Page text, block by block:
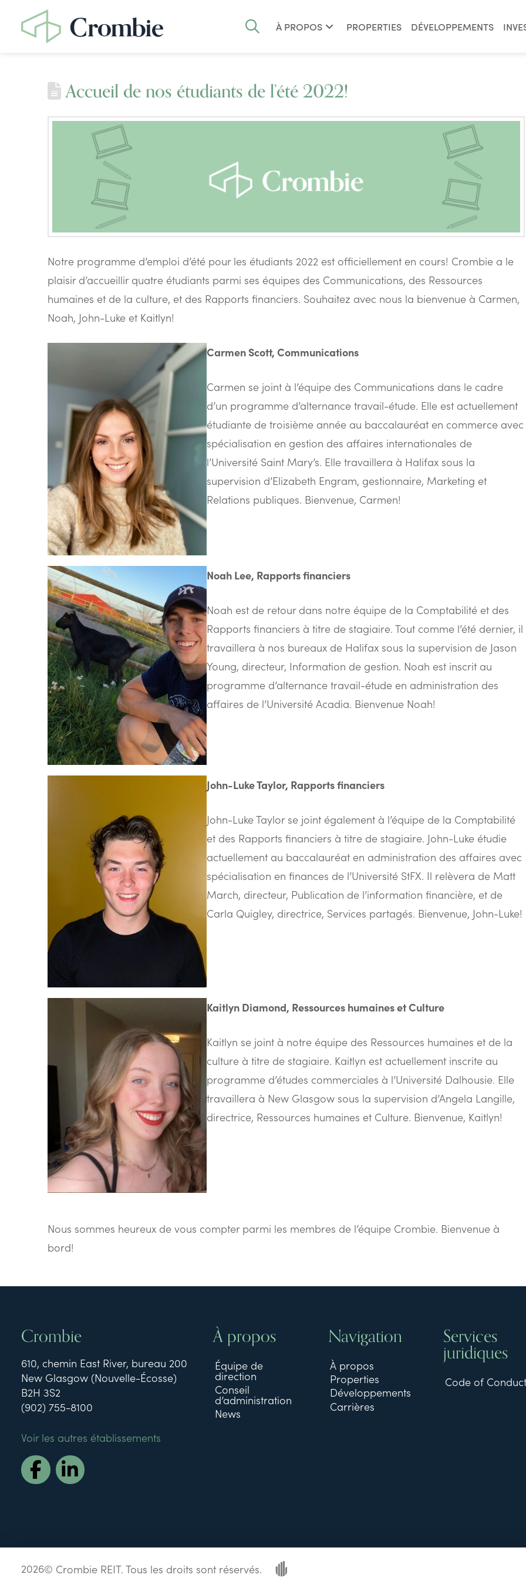
À PROPOS PROPERTIES DÉVELOPPEMENTS
Accueil de nos étudiants de l’été 2022!
Notre programme d’emploi d’été pour les étudiants 2022 est officiellement en cours! Crombie a le
plaisir d’accueillir quatre étudiants parmi ses équipes des Communications, des Ressources
humaines et de la culture, et des Rapports financiers. Souhaitez avec nous la bienvenue à Carmen,
Noah, John-Luke et Kaitlyn!
Carmen Scott, Communications
Carmen se joint à l’équipe des Communications dans le cadre
d’un programme d’alternance travail-étude. Elle est actuellement
étudiante de troisième année au baccalauréat en commerce avec
spécialisation en gestion des affaires internationales de
l’Université Saint Mary’s. Elle travaillera à Halifax sous la
supervision d’Elizabeth Engram, gestionnaire, Marketing et
Relations publiques. Bienvenue, Carmen!
Noah Lee, Rapports financiers
Noah est de retour dans notre équipe de la Comptabilité et des
Rapports financiers à titre de stagiaire. Tout comme l’été dernier, il
travaillera à nos bureaux de Halifax sous la supervision de Jason
Young, directeur, Information de gestion. Noah est inscrit au
programme d’alternance travail-étude en administration des
affaires de l’Université Acadia. Bienvenue Noah!
John-Luke Taylor, Rapports financiers
John-Luke Taylor se joint également à l’équipe de la Comptabilité
et des Rapports financiers à titre de stagiaire. John-Luke étudie
actuellement au baccalauréat en administration des affaires avec
spécialisation en finances de l’Université StFX. Il relèvera de Matt
March, directeur, Publication de l’information financière, et de
Carla Quigley, directrice, Services partagés. Bienvenue, John-Luke!
Kaitlyn Diamond, Ressources humaines et Culture
Kaitlyn se joint à notre équipe des Ressources humaines et de la
culture à titre de stagiaire. Kaitlyn est actuellement inscrite au
programme d’études commerciales à l’Université Dalhousie. Elle
travaillera à New Glasgow sous la supervision d’Angela Langille,
directrice, Ressources humaines et Culture. Bienvenue, Kaitlyn!
Nous sommes heureux de vous compter parmi les membres de l’équipe Crombie. Bienvenue à
bord!
Crombie
610, chemin East River, bureau 200
New Glasgow (Nouvelle-Écosse)
B2H 3S2
(902) 755-8100
Voir les autres établissements
À propos
Équipe de
direction
Conseil
d’administration
News
Navigation
À propos
Properties
Développements
Carrières
Services
juridiques
Code of Conduct
2026© Crombie REIT. Tous les droits sont réservés.